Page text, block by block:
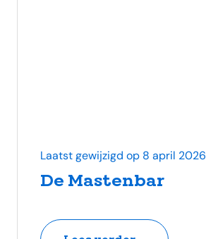
De Mastenbar
Laatst gewijzigd op 8 april 2026